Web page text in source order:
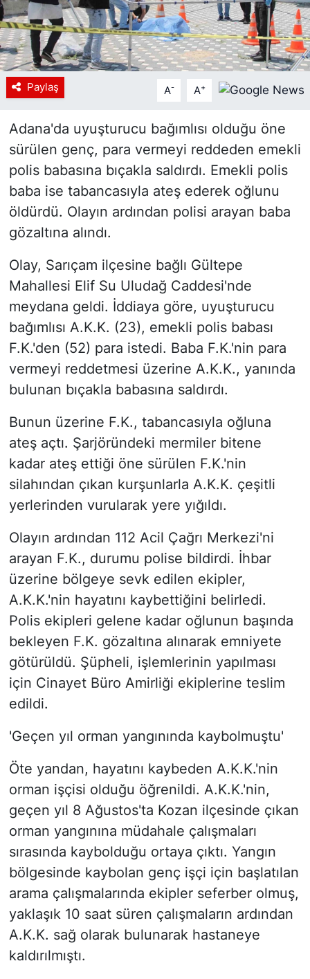
Paylaş A- A+
Adana'da uyuşturucu bağımlısı olduğu öne
sürülen genç, para vermeyi reddeden emekli
polis babasına bıçakla saldırdı. Emekli polis
baba ise tabancasıyla ateş ederek oğlunu
öldürdü. Olayın ardından polisi arayan baba
gözaltına alındı.
Olay, Sarıçam ilçesine bağlı Gültepe
Mahallesi Elif Su Uludağ Caddesi'nde
meydana geldi. İddiaya göre, uyuşturucu
bağımlısı A.K.K. (23), emekli polis babası
F.K.'den (52) para istedi. Baba F.K.'nin para
vermeyi reddetmesi üzerine A.K.K., yanında
bulunan bıçakla babasına saldırdı.
Bunun üzerine F.K., tabancasıyla oğluna
ateş açtı. Şarjöründeki mermiler bitene
kadar ateş ettiği öne sürülen F.K.'nin
silahından çıkan kurşunlarla A.K.K. çeşitli
yerlerinden vurularak yere yığıldı.
Olayın ardından 112 Acil Çağrı Merkezi'ni
arayan F.K., durumu polise bildirdi. İhbar
üzerine bölgeye sevk edilen ekipler,
A.K.K.'nin hayatını kaybettiğini belirledi.
Polis ekipleri gelene kadar oğlunun başında
bekleyen F.K. gözaltına alınarak emniyete
götürüldü. Şüpheli, işlemlerinin yapılması
için Cinayet Büro Amirliği ekiplerine teslim
edildi.
'Geçen yıl orman yangınında kaybolmuştu'
Öte yandan, hayatını kaybeden A.K.K.'nin
orman işçisi olduğu öğrenildi. A.K.K.'nin,
geçen yıl 8 Ağustos'ta Kozan ilçesinde çıkan
orman yangınına müdahale çalışmaları
sırasında kaybolduğu ortaya çıktı. Yangın
bölgesinde kaybolan genç işçi için başlatılan
arama çalışmalarında ekipler seferber olmuş,
yaklaşık 10 saat süren çalışmaların ardından
A.K.K. sağ olarak bulunarak hastaneye
kaldırılmıştı.
Tanıtım